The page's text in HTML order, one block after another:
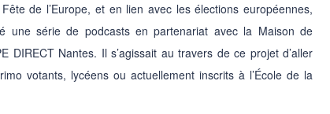
de l’Europe, et en lien avec les élections européennes,
une série de podcasts en partenariat avec la Maison de
DIRECT Nantes. Il s’agissait au travers de ce projet d’aller
votants, lycéens ou actuellement inscrits à l’École de la